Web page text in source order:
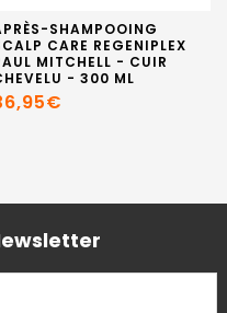
SHAMPOOING
CARE REGENIPLEX
MITCHELL - CUIR
- 300 ML